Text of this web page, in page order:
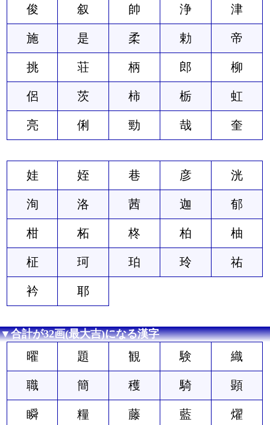
俊 叙 帥 浄 津
施 是 柔 勅 帝
挑 荘 柄 郎 柳
侶 茨 柿 栃 虹
亮 俐 勁 哉 奎
娃 姪 巷 彦 洸
洵 洛 茜 迦 郁
柑 柘 柊 柏 柚
柾 珂 珀 玲 祐
衿 耶
▼合計が32画(最大吉)になる漢字
曜 題 観 験 織
職 簡 穫 騎 顕
瞬 糧 藤 藍 燿